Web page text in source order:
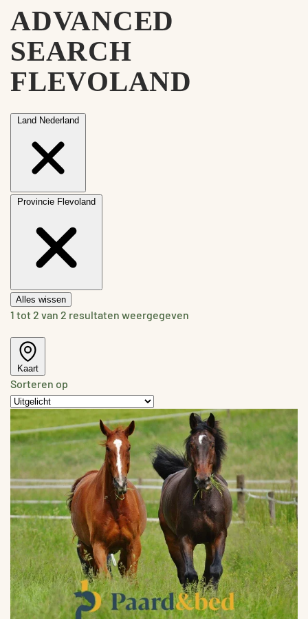
ADVANCED
SEARCH
FLEVOLAND
Land Nederland
Provincie Flevoland
Alles wissen
1 tot 2 van 2 resultaten weergegeven
Kaart
Sorteren op